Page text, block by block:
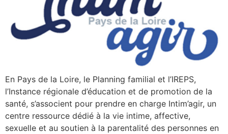
En Pays de la Loire, le Planning familial et l’IREPS,
l’Instance régionale d’éducation et de promotion de la
santé, s’associent pour prendre en charge Intim’agir, un
centre ressource dédié à la vie intime, affective,
sexuelle et au soutien à la parentalité des personnes en